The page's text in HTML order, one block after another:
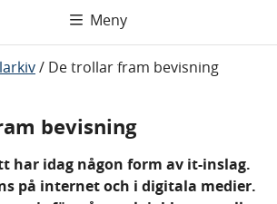
Meny
/ De trollar fram bevisning
bevisning
har idag någon form av it-inslag.
på internet och i digitala medier.